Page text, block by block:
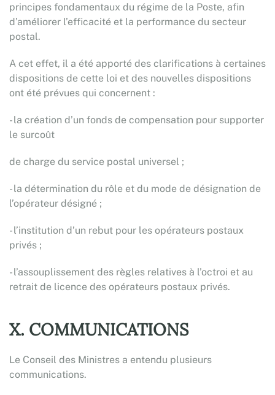
principes fondamentaux du régime de la Poste, afin
d’améliorer l’efficacité et la performance du secteur
postal.
A cet effet, il a été apporté des clarifications à certaines
dispositions de cette loi et des nouvelles dispositions
ont été prévues qui concernent :
- la création d’un fonds de compensation pour supporter
le surcoût
de charge du service postal universel ;
- la détermination du rôle et du mode de désignation de
l’opérateur désigné ;
- l’institution d’un rebut pour les opérateurs postaux
privés ;
- l’assouplissement des règles relatives à l’octroi et au
retrait de licence des opérateurs postaux privés.
X. COMMUNICATIONS
Le Conseil des Ministres a entendu plusieurs
communications.